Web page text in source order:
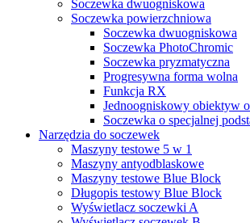
Soczewka dwuogniskowa
Soczewka powierzchniowa
Soczewka dwuogniskowa
Soczewka PhotoChromic
Soczewka pryzmatyczna
Progresywna forma wolna
Funkcja RX
Jednoogniskowy obiektyw
Soczewka o specjalnej
Narzędzia do soczewek
Maszyny testowe 5 w 1
Maszyny antyodblaskowe
Maszyny testowe Blue Block
Długopis testowy Blue Block
Wyświetlacz soczewki A